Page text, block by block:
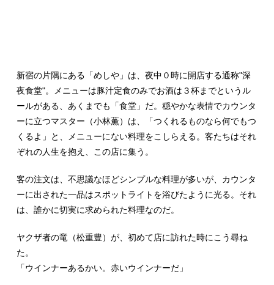
新宿の片隅にある「めしや」は、夜中０時に開店する通称"深
夜食堂"。メニューは豚汁定食のみでお酒は３杯までというル
ールがある、あくまでも「食堂」だ。穏やかな表情でカウンタ
ーに立つマスター（小林薫）は、「つくれるものなら何でもつ
くるよ」と、メニューにない料理をこしらえる。客たちはそれ
ぞれの人生を抱え、この店に集う。
客の注文は、不思議なほどシンプルな料理が多いが、カウンタ
ーに出された一品はスポットライトを浴びたように光る。それ
は、誰かに切実に求められた料理なのだ。
ヤクザ者の竜（松重豊）が、初めて店に訪れた時にこう尋ね
た。
「ウインナーあるかい。赤いウインナーだ」